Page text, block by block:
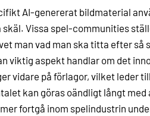
AI-genererat bildmaterial
skäl. Vissa spel-communities
man vad man ska titta efter så
viktig aspekt handlar om det
vidare på förlagor, vilket leder
kan göras oändligt långt
fortgå inom spelindustrin